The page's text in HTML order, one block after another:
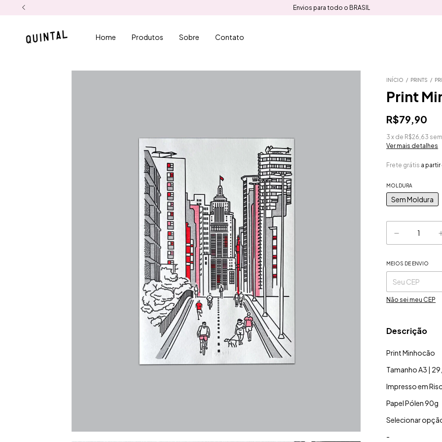
Envios para todo o BRASIL
Home Produtos Sobre Contato
INÍCIO / PRINTS /
Print
R$79,90
3 x de R$26,63
Ver mais detalhes
Frete grátis a partir
MOLDURA
Sem Moldura
Entregas para o
MEIOS DE ENVIO
Não sei meu CEP
Descrição
Print Minhocão
Tamanho A3 |
Impresso em
Papel Pólen 90g
Selecionar
-